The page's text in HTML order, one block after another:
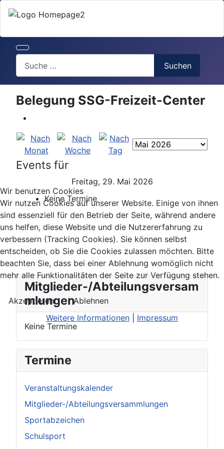
Suchen
Mitglieder-/Abteilungsversam
mlungen
Keine Termine
Termine
Veranstaltungskalender
Mitglieder-/Abteilungsversammlungen
Sportabzeichen
Schulsport
Belegung SSG-Freizeit-Center
Events für
Freitag, 29. Mai 2026
Keine Termine
Wir benutzen Cookies
Wir nutzen Cookies auf unserer Website. Einige von ihnen
sind essenziell für den Betrieb der Seite, während andere
uns helfen, diese Website und die Nutzererfahrung zu
verbessern (Tracking Cookies). Sie können selbst
entscheiden, ob Sie die Cookies zulassen möchten. Bitte
beachten Sie, dass bei einer Ablehnung womöglich nicht
mehr alle Funktionalitäten der Seite zur Verfügung stehen.
Akzeptieren
Ablehnen
Weitere Informationen
Impressum